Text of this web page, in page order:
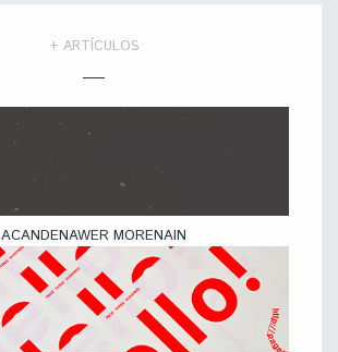
+ ARTÍCULOS
ACANDENAWER MORENAIN